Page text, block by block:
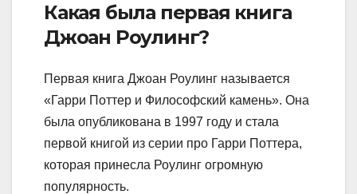
Какая была первая книга
Джоан Роулинг?
Первая книга Джоан Роулинг называется
«Гарри Поттер и Философский камень». Она
была опубликована в 1997 году и стала
первой книгой из серии про Гарри Поттера,
которая принесла Роулинг огромную
популярность.